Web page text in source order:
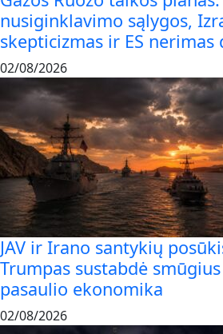
nusiginklavimo sąlygos,
skepticizmas ir ES nerimas
02/08/2026
JAV ir Irano santykių
Trumpas sustabdė
pasaulio ekonomika
02/08/2026